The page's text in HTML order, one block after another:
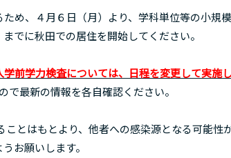
め、４月６日（月）より、学科単位等の小規
でに秋田での居住を開始してください。
前学力検査については、日程を変更して実施し
最新の情報を各自確認ください。
とはもとより、他者への感染源となる可能性
お願いします。